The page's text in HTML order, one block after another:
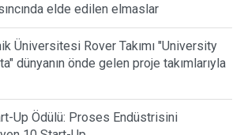
elde edilen elmaslar
Üniversitesi Rover Takımı "University
dünyanın önde gelen proje takımlarıyla
Up Ödülü: Proses Endüstrisini